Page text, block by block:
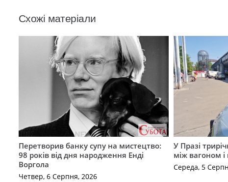
Схожі матеріали
Перетворив банку супу на мистецтво:
98 років від дня народження Енді
Воргола
Четвер, 6 Серпня, 2026
У Празі
між вагоном
Середа, 5